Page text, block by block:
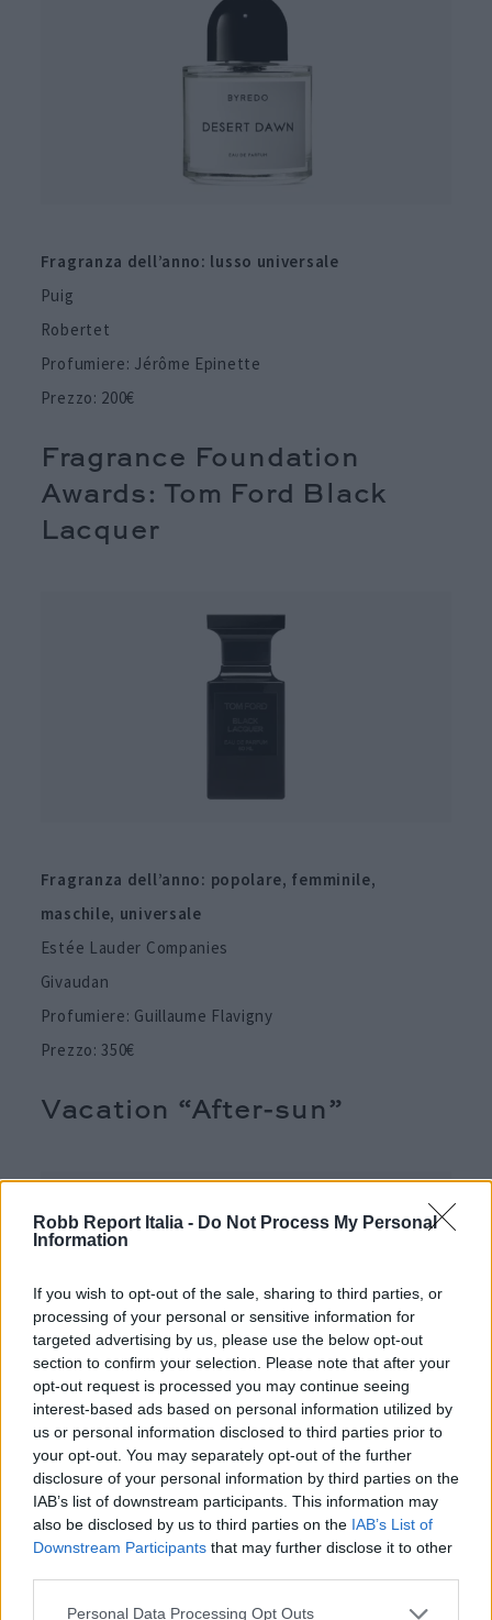
Robb Report Italia - Do Not Process My Personal
Information
If you wish to opt-out of the sale, sharing to third parties, or
processing of your personal or sensitive information for
targeted advertising by us, please use the below opt-out
section to confirm your selection. Please note that after your
opt-out request is processed you may continue seeing
interest-based ads based on personal information utilized by
us or personal information disclosed to third parties prior to
your opt-out. You may separately opt-out of the further
disclosure of your personal information by third parties on the
IAB’s list of downstream participants. This information may
also be disclosed by us to third parties on the IAB’s List of
Downstream Participants that may further disclose it to other
Personal Data Processing Opt Outs
Fragranza dell’anno: lusso universale
Puig
Robertet
Profumiere: Jérôme Epinette
Prezzo: 200€
Fragrance Foundation
Awards: Tom Ford Black
Lacquer
Fragranza dell’anno: popolare, femminile,
maschile, universale
Estée Lauder Companies
Givaudan
Profumiere: Guillaume Flavigny
Prezzo: 350€
Vacation “After-sun”
Fragranza dell’anno:popolare, femminile,
maschile, universale
Vacation